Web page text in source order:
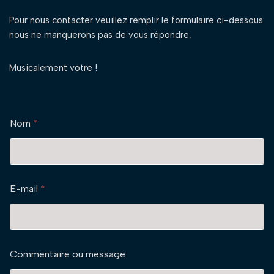
Pour nous contacter veuillez remplir le formulaire ci-dessous
nous ne manquerons pas de vous répondre,
Musicalement votre !
Nom *
E-mail *
Commentaire ou message